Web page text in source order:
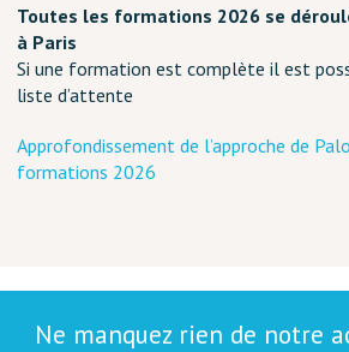
Toutes les formations 2026 se
à Paris
Si une formation est complète il est
liste d’attente
Approfondissement de l’approche de
formations 2026
Ne manquez rien de notre